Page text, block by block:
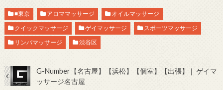
■東京 アロママッサージ
オイルマッサージ
クイックマッサージ
ゲイマッサージ
スポーツマッサージ
リンパマッサージ
渋谷区
G-Number【名古屋】【浜松】【個室】【出張】❘ ゲイマ
ッサージ名古屋